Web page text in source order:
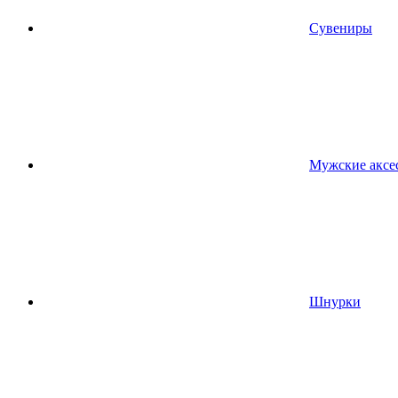
Сувениры
Мужские
Шнурки